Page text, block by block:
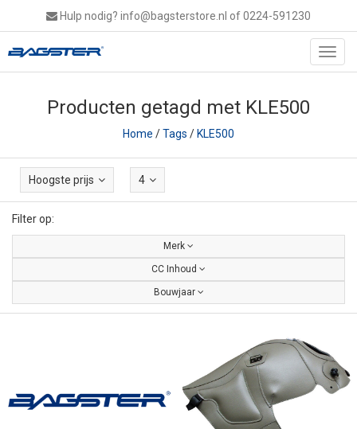
Hulp nodig? info@bagsterstore.nl of 0224-591230
Producten getagd met KLE500
Home /Tags /KLE500
Hoogste prijs 4
Filter op:
Merk
CC Inhoud
Bouwjaar